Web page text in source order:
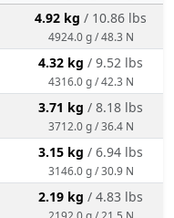
4.92 kg / 10.86 lbs
4924.0 g / 48.3 N
4.32 kg / 9.52 lbs
4316.0 g / 42.3 N
3.71 kg / 8.18 lbs
3712.0 g / 36.4 N
3.15 kg / 6.94 lbs
3146.0 g / 30.9 N
2.19 kg / 4.83 lbs
2192.0 g / 21.5 N